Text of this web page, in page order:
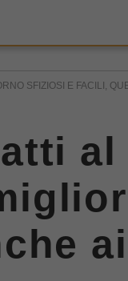
SFIZIOSI E FACILI,